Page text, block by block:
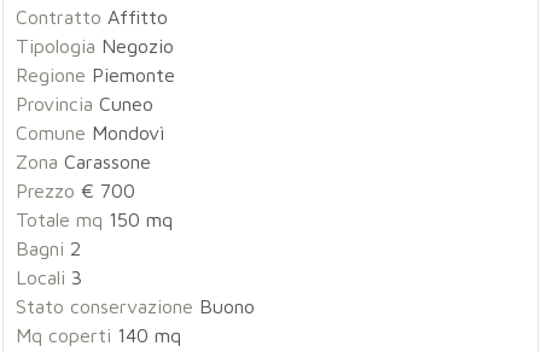
Contratto Affitto
Tipologia Negozio
Regione Piemonte
Provincia Cuneo
Comune Mondovì
Zona Carassone
Prezzo € 700
Totale mq 150 mq
Bagni 2
Locali 3
Stato conservazione Buono
Mq coperti 140 mq